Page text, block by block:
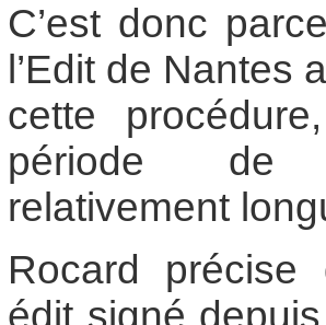
C’est donc
l’Edit de Nantes
cette
période de
relativement
Rocard précise
édit signé